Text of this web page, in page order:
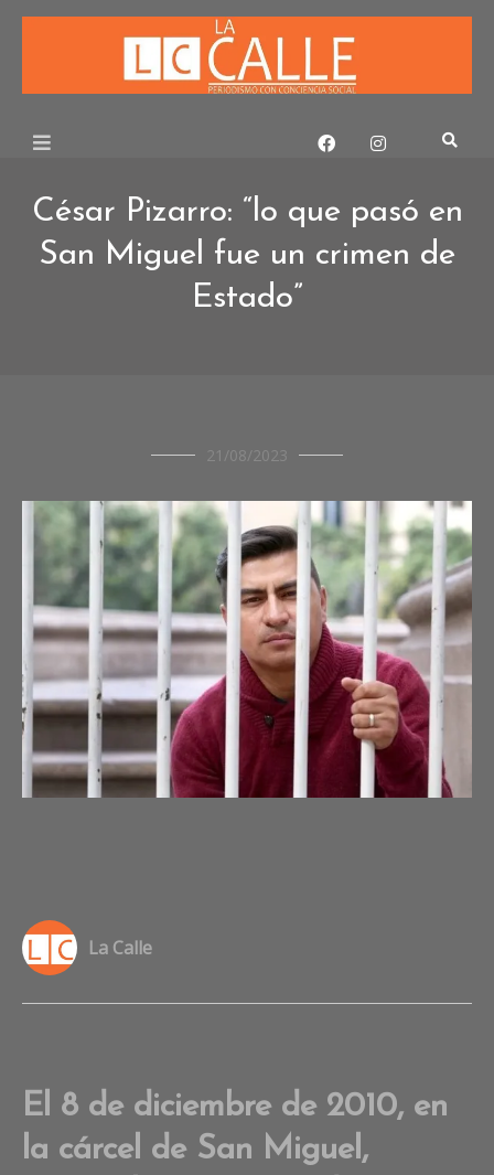
Skip
César Pizarro: “lo que pasó en
San Miguel fue un crimen de
Estado”
ENTREVISTAS
DE SOCIEDAD
21/08/2023
La Calle
El 8 de diciembre de 2010, en
la cárcel de San Miguel,